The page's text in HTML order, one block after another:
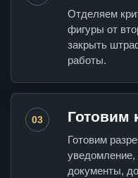
Отделяем
фигуры от
закрыть
работы.
03 Готовим
Готовим
документы,